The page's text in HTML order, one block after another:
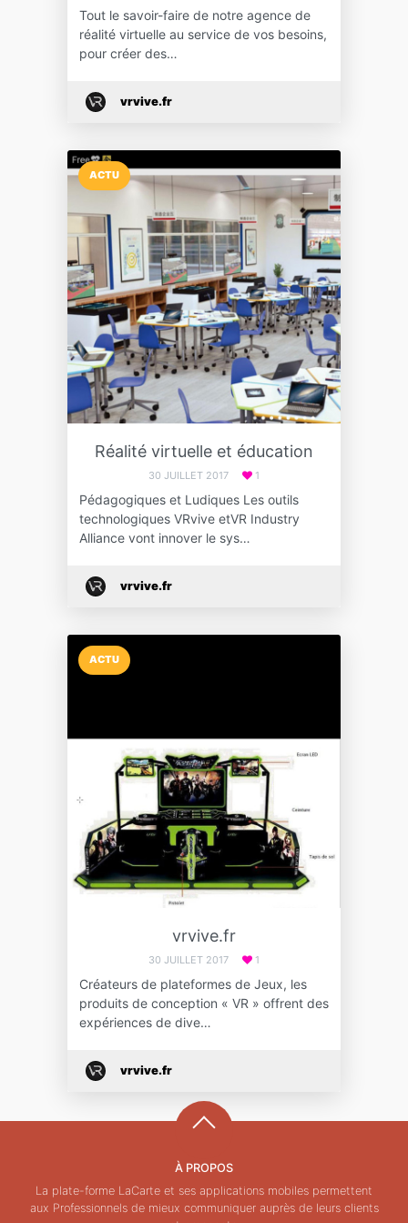
Tout le savoir-faire de notre agence de
réalité virtuelle au service de vos besoins,
pour créer des…
vrvive.fr
ACTU
Réalité virtuelle et éducation
30 JUILLET 2017 1
Pédagogiques et Ludiques Les outils
technologiques VRvive etVR Industry
Alliance vont innover le sys…
vrvive.fr
ACTU
vrvive.fr
30 JUILLET 2017 1
Créateurs de plateformes de Jeux, les
produits de conception « VR » offrent des
expériences de dive…
vrvive.fr
À PROPOS
La plate-forme LaCarte et ses applications mobiles permettent
aux Professionnels de mieux communiquer auprès de leurs clients